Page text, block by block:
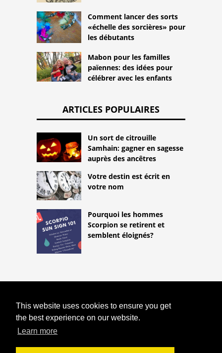
This website uses cookies to ensure you get
the best experience on our website.
Learn more
Comment lancer des sorts
«échelle des sorcières» pour
les débutants
Mabon pour les familles
païennes: des idées pour
célébrer avec les enfants
ARTICLES POPULAIRES
Un sort de citrouille
Samhain: gagner en sagesse
auprès des ancêtres
Votre destin est écrit en
votre nom
Pourquoi les hommes
Scorpion se retirent et
semblent éloignés?
HTTPS://ASTROLOGYONLINE.NET
SIGNIFICATION ET SIGNIFICATION DES
MONTURES EN CHIROMANCIE